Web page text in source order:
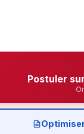
Postuler